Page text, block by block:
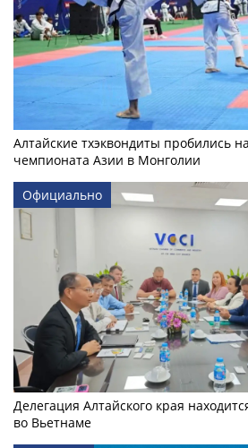
Алтайские тхэквондиты пробились
чемпионата Азии в Монголии
Официально
Делегация Алтайского края
во Вьетнаме